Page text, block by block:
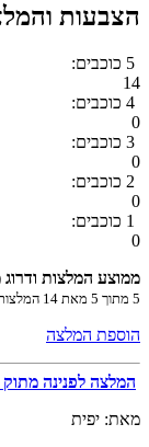
הצבעות
5 כוכבים:
14
4 כוכבים:
0
3 כוכבים:
0
2 כוכבים:
0
1 כוכבים:
0
ממוצע המלצות ודרוג
5 מתוך 5 מאת 14
הוספת המלצה
המלצה לפנינה מתוק
מאת: יפית